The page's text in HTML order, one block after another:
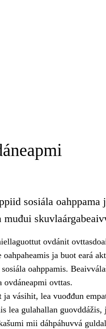
sosiála oahppama
ovdánit
ja buot eará
oahppamis.
ovdáneapmi ovttas.
vásihit, lea vuođđun
lea gulahallan guovddážis,
mii dáhpáhuvvá